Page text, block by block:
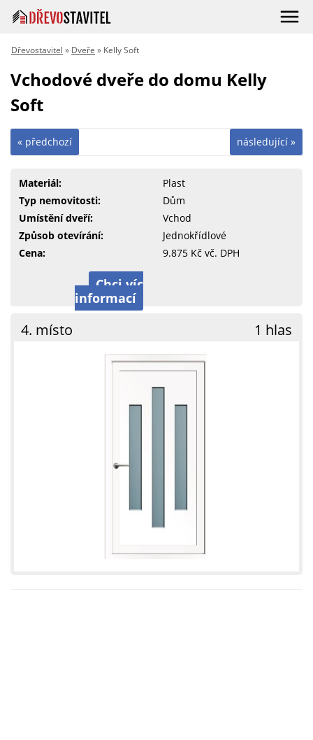
Dřevostavitel » Dveře » Kelly Soft
Vchodové dveře do domu Kelly
Soft
následující »
« předchozí
Materiál:
Plast
Typ nemovitosti:
Dům
Umístění dveří:
Vchod
Způsob otevírání:
Jednokřídlové
Cena:
9.875 Kč vč. DPH
Chci víc
informací
4. místo 1 hlas